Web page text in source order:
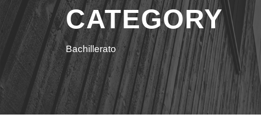
CATEGORY
Bachillerato